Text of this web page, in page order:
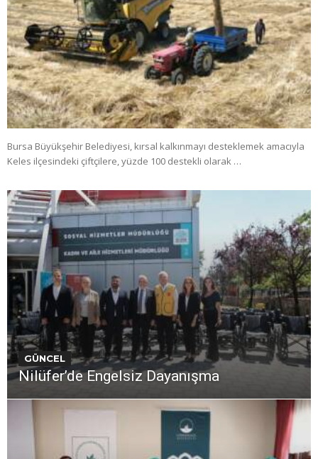
Bursa Büyükşehir Belediyesi, kırsal kalkınmayı desteklemek amacıyla
Keles ilçesindeki çiftçilere, yüzde 100 destekli olarak …
GÜNCEL
Nilüfer’de Engelsiz Dayanışma